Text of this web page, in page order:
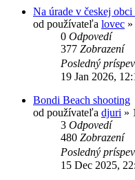
Na úrade v českej
od používateľa lovec »
0 Odpovedí
377 Zobrazení
Posledný
19 Jan 2026,
Bondi Beach shooting
od používateľa djuri »
3 Odpovedí
480 Zobrazení
Posledný
15 Dec 2025,